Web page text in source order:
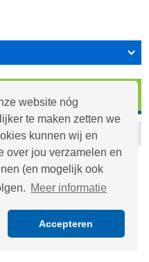
website nóg
te maken zetten we
kunnen wij en
over jou verzamelen en
(en mogelijk ook
Meer informatie
Accepteren
info@aquafix.nl